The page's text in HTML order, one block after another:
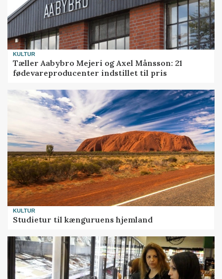
KULTUR
Tæller Aabybro Mejeri og Axel Månsson: 21
fødevareproducenter indstillet til pris
KULTUR
Studietur til kænguruens hjemland